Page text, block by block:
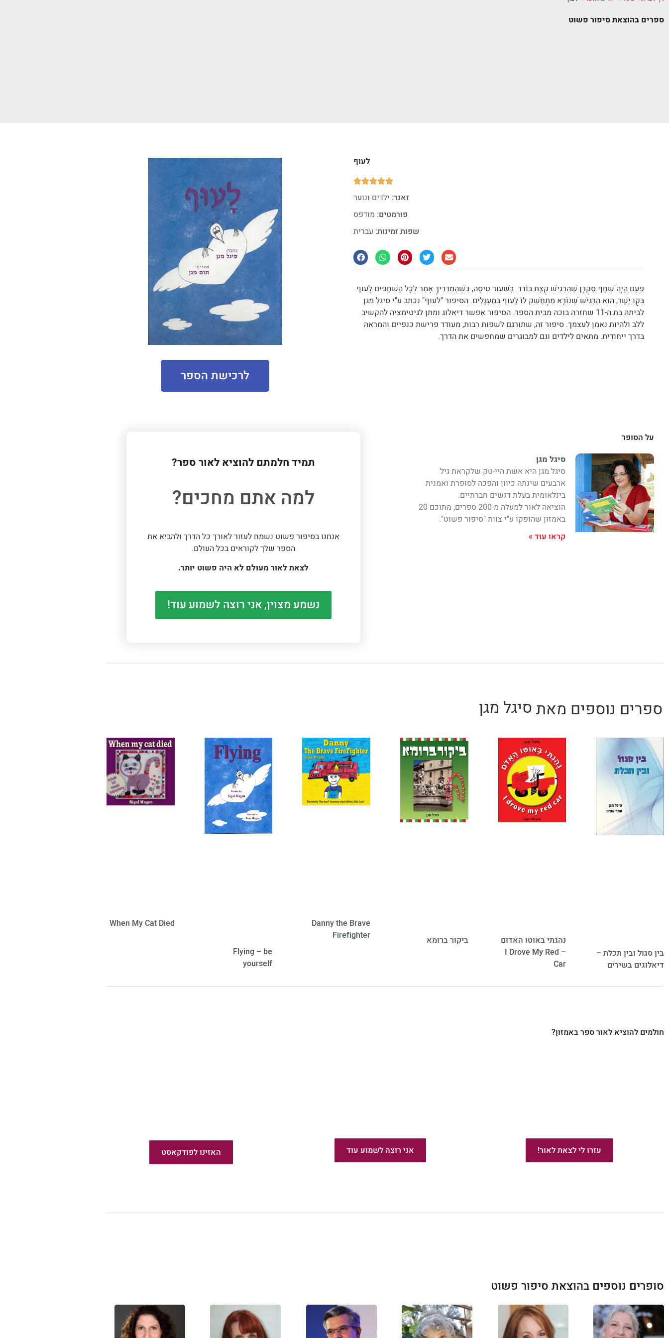
ספרים בהוצאת סיפור פשוט
לעוף





זאנר: ילדים ונוער
פורמטים: מודפס
שפות זמינות: עברית
פַּעַם הָיָה שַׁחַף סַקְרָן שֶׁהִרְגִּישׁ קְצָת בּוֹדֵד. בְּשִׁעוּר טִיסָה, כְּשֶׁהַמַּדְרִיךְ אָמַר לְכָל הַשְּׁחָפִים לָעוּף
בְּקַו יָשָׁר, הוּא הִרְגִּישׁ שֶׁנּוֹרָא מִתְחַשֵּׁק לוֹ לָעוּף בְּמַעְגָּלִים. הסיפור "לעוף" נכתב ע"י סיגל מגן
לביתה בת ה-11 שחזרה בוכה מבית הספר. הסיפור אִפשר דיאלוג ומתן לגיטימציה להקשיב
ללב ולהיות נאמן לעצמך. סיפור זה, שתורגם לשפות רבות, מעודד פרישת כנפיים והמראה
בדרך ייחודית. מתאים לילדים וגם למבוגרים שמחפשים את הדרך.
לרכישת הספר
על הסופר
סיגל מגן
סיגל מגן היא אשת היי-טק שלקראת גיל
ארבעים שינתה כיוון והפכה לסופרת ואמנית
בינלאומית בעלת דגשים חברתיים.
הוציאה לאור למעלה מ-200 ספרים, מתוכם 20
באמזון שהופקו ע"י צוות "סיפור פשוט".
קראו עוד »
תמיד חלמתם להוציא לאור ספר?
למה אתם מחכים?
אנחנו בסיפור פשוט נשמח לעזור לאורך כל הדרך ולהביא את
הספר שלך לקוראים בכל העולם.
לצאת לאור מעולם לא היה פשוט יותר.
נשמע מצוין, אני רוצה לשמוע עוד!
ספרים נוספים מאתסיגל מגן
בין סגול ובין תכלת –
דיאלוגים בשירים
נהגתי באוטו האדום
– I Drove My Red
Car
ביקור ברומא
Danny the Brave
Firefighter
Flying – be
yourself
When My Cat Died
חולמים להוציא לאור ספר באמזון?
עזרו לי לצאת לאור!
מומלץ!
אני רוצה לשמוע עוד האזינו לפודקאסט
חדש!
סופרים נוספים בהוצאת סיפור פשוט